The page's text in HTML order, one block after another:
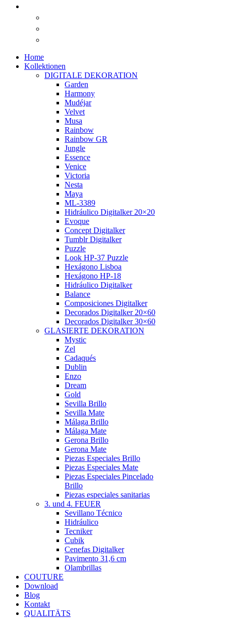
Home
Kollektionen
DIGITALE DEKORATION
Garden
Harmony
Mudéjar
Velvet
Musa
Rainbow
Rainbow GR
Jungle
Essence
Venice
Victoria
Nesta
Maya
ML-3389
Hidráulico Digitalker 20×20
Evoque
Concept Digitalker
Tumblr Digitalker
Puzzle
Look HP-37 Puzzle
Hexágono Lisboa
Hexágono HP-18
Hidráulico Digitalker
Balance
Composiciones Digitalker
Decorados Digitalker 20×60
Decorados Digitalker 30×60
GLASIERTE DEKORATION
Mystic
Zel
Cadaqués
Dublin
Enzo
Dream
Gold
Sevilla Brillo
Sevilla Mate
Málaga Brillo
Málaga Mate
Gerona Brillo
Gerona Mate
Piezas Especiales Brillo
Piezas Especiales Mate
Piezas Especiales Pincelado
Brillo
Piezas especiales sanitarias
3. und 4. FEUER
Sevillano Técnico
Hidráulico
Tecniker
Cubik
Cenefas Digitalker
Pavimento 31,6 cm
Olambrillas
COUTURE
Download
Blog
Kontakt
QUALITÄTS